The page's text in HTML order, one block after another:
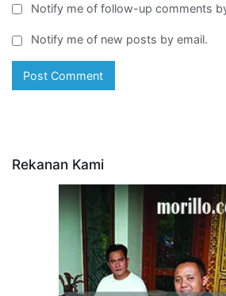
Notify me of follow-up comments
Notify me of new posts by email.
Rekanan Kami